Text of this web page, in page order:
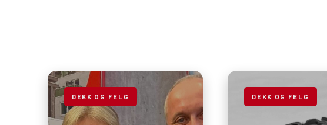
DEKK OG FELG DEKK OG FELG